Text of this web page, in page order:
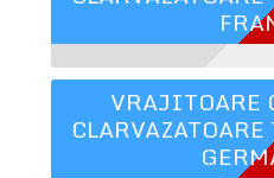
VRAJITOARE